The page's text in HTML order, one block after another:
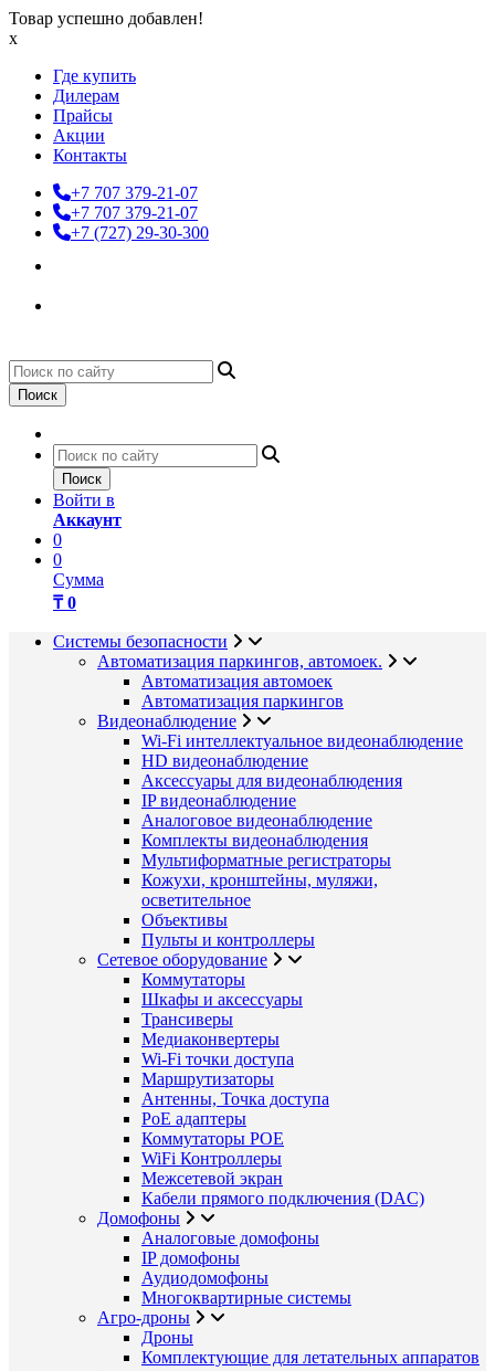
Товар успешно добавлен!
x
Где купить
Дилерам
Прайсы
Акции
Контакты
+7 707 379-21-07
+7 707 379-21-07
+7 (727) 29-30-300
Поиск
Поиск
Войти в
Аккаунт
0
0
Сумма
₸ 0
Системы безопасности
Автоматизация паркингов, автомоек.
Автоматизация автомоек
Автоматизация паркингов
Видеонаблюдение
Wi-Fi интеллектуальное видеонаблюдение
HD видеонаблюдение
Аксессуары для видеонаблюдения
IP видеонаблюдение
Аналоговое видеонаблюдение
Комплекты видеонаблюдения
Мультиформатные регистраторы
Кожухи, кронштейны, муляжи,
осветительное
Объективы
Пульты и контроллеры
Сетевое оборудование
Коммутаторы
Шкафы и аксессуары
Трансиверы
Медиаконвертеры
Wi-Fi точки доступа
Маршрутизаторы
Антенны, Точка доступа
PoE адаптеры
Коммутаторы POE
WiFi Контроллеры
Межсетевой экран
Кабели прямого подключения (DAC)
Домофоны
Аналоговые домофоны
IP домофоны
Аудиодомофоны
Многоквартирные системы
Агро-дроны
Дроны
Комплектующие для летательных аппаратов